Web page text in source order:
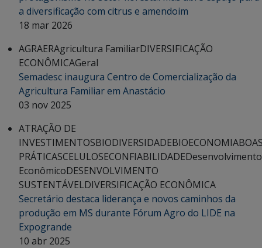
a diversificação com citrus e amendoim
18 mar 2026
AGRAERAgricultura FamiliarDIVERSIFICAÇÃO
ECONÔMICAGeral
Semadesc inaugura Centro de Comercialização da
Agricultura Familiar em Anastácio
03 nov 2025
ATRAÇÃO DE
INVESTIMENTOSBIODIVERSIDADEBIOECONOMIA
PRÁTICASCELULOSECONFIABILIDADEDesenvolvimento
EconômicoDESENVOLVIMENTO
SUSTENTÁVELDIVERSIFICAÇÃO ECONÔMICA
Secretário destaca liderança e novos caminhos da
produção em MS durante Fórum Agro do LIDE na
Expogrande
10 abr 2025